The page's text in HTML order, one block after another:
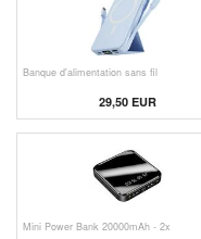
Banque d'alimentation sans fil
29,50 EUR
Mini Power Bank 20000mAh - 2x